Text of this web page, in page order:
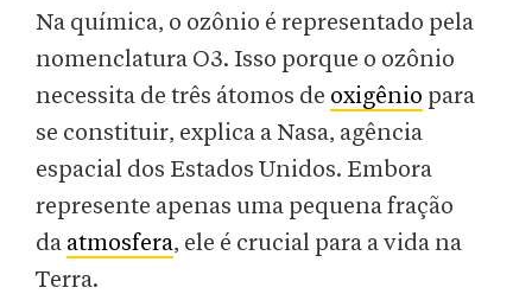
Na química, o ozônio é representado pela
nomenclatura O3. Isso porque o ozônio
necessita de três átomos de oxigênio para
se constituir, explica a Nasa, agência
espacial dos Estados Unidos. Embora
represente apenas uma pequena fração
da atmosfera, ele é crucial para a vida na
Terra.